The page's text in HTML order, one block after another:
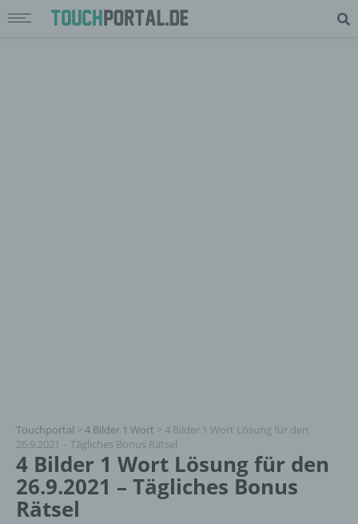
Touchportal > 4 Bilder 1 Wort > 4 Bilder 1 Wort Lösung für den
26.9.2021 – Tägliches Bonus Rätsel
4 Bilder 1 Wort Lösung für den
26.9.2021 – Tägliches Bonus
Rätsel